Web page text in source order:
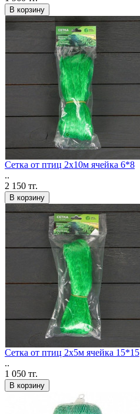
В корзину
Сетка от птиц 2х10м ячейка 6*8
..
2 150 тг.
В корзину
Сетка от птиц 2х5м ячейка 15*15
..
1 050 тг.
В корзину